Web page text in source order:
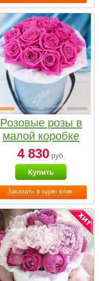
Заказать в один клик
Розовые розы в
малой коробке
4 830руб.
Купить